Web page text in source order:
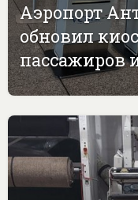
Аэропорт
обновил
пассажиров